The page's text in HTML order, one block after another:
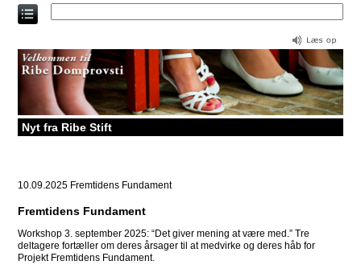
Direkte
til
Nyt fra Ribe Stift
10.09.2025 Fremtidens Fundament
Fremtidens Fundament
Workshop 3. september 2025: “Det giver mening at være med.” Tre
deltagere fortæller om deres årsager til at medvirke og deres håb for
Projekt Fremtidens Fundament.